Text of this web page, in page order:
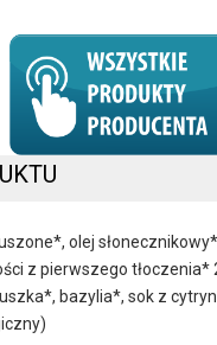
olej
z pierwszego tłoczenia*
bazylia*, sok z